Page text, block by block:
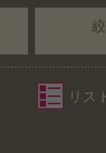
リス